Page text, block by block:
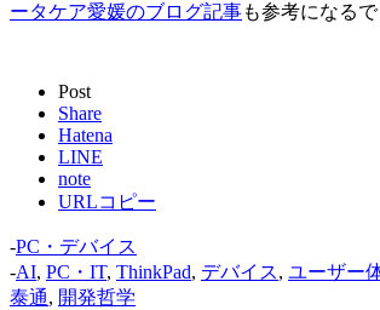
ータケア愛媛のブログ記事も参考になるで
Post
Share
Hatena
LINE
note
URLコピー
-PC・デバイス
-AI, PC・IT, ThinkPad, デバイス, ユーザー
泰通, 開発哲学